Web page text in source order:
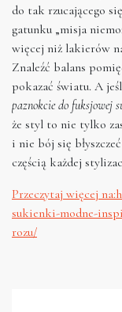
do tak rzucającego
gatunku „misja
więcej niż lakierów
Znaleźć balans
pokazać światu. A
paznokcie do fuksjowej
że styl to nie tylko
i nie bój się
częścią każdej
Przeczytaj więcej
sukienki-modne-
rozu/